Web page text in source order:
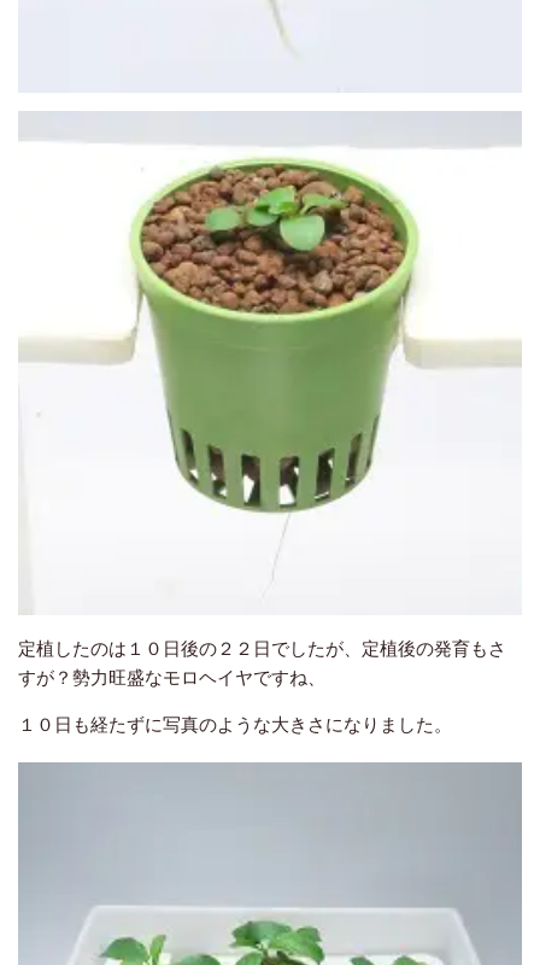
定植したのは１０日後の２２日でしたが、定植後の発育もさ
すが？勢力旺盛なモロヘイヤですね、
１０日も経たずに写真のような大きさになりました。